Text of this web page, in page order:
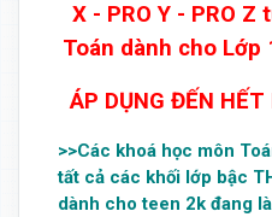
X - PRO Y - PRO
Toán dành cho Lớp
ÁP DỤNG ĐẾN
>>Các khoá học môn
tất cả các khối lớp bậc
dành cho teen 2k đang